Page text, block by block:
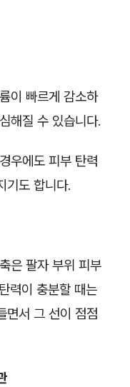
이 빠르게 감소하
해질 수 있습니다.
우에도 피부 탄력
기도 합니다.
은 팔자 부위 피부
력이 충분할 때는
면서 그 선이 점점